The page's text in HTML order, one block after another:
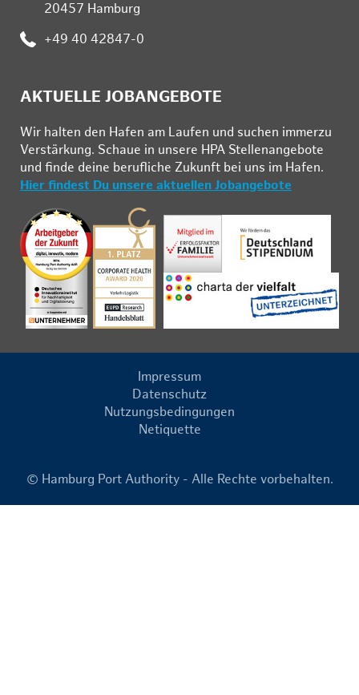
20457 Hamburg
: +49 40 42847-0
AKTUELLE JOBANGEBOTE
Wir hal­ten den Ha­fen am Lau­fen und su­chen im­mer­zu
Ver­stär­kung. Schau­e in un­se­re HPA Stel­len­an­ge­bo­te
und fin­de deine be­ruf­li­che Zu­kunft bei uns im Ha­fen.
Hier findest Du unsere aktuellen Jobangebote
Impressum
Datenschutz
Nutzungsbedingungen
Netiquette
© Hamburg Port Authority - Alle Rechte vorbehalten.